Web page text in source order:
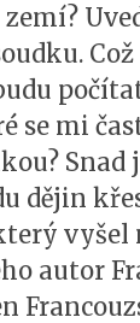
Což
se mi
dějin
autor